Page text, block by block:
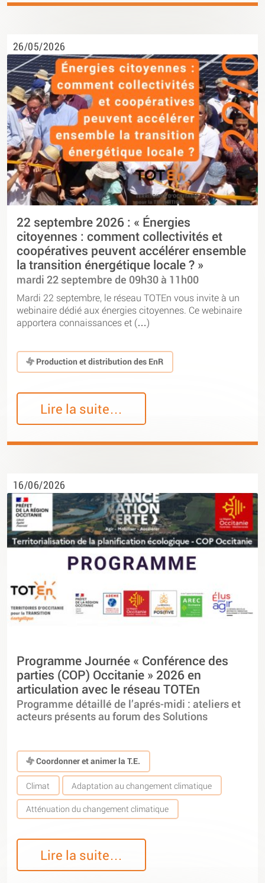
26/05/2026
22 septembre 2026 : « Énergies
citoyennes : comment collectivités et
coopératives peuvent accélérer ensemble
la transition énergétique locale ? »
mardi 22 septembre de 09h30 à 11h00
Mardi 22 septembre, le réseau TOTEn vous invite à un
webinaire dédié aux énergies citoyennes. Ce webinaire
apportera connaissances et (…)
Production et distribution des EnR
Lire la suite…
16/06/2026
Programme Journée « Conférence des
parties (COP) Occitanie » 2026 en
articulation avec le réseau TOTEn
Programme détaillé de l’aprés-midi : ateliers et
acteurs présents au forum des Solutions
Coordonner et animer la T.E.
Climat Adaptation au changement climatique
Atténuation du changement climatique
Lire la suite…